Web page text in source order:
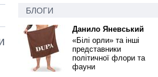
БЛОГИ
Данило Яневський
«Білі орли» та інші
представники
політичної флори та
фауни